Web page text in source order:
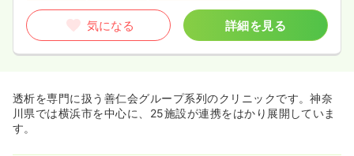
気になる 詳細を見る
透析を専門に扱う善仁会グループ系列のクリニックです。神奈
川県では横浜市を中心に、25施設が連携をはかり展開していま
す。